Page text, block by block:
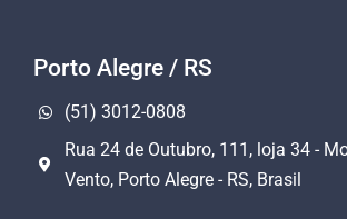
Porto Alegre / RS
(51) 3012-0808
Rua 24 de Outubro, 111, loja 34 -
Vento, Porto Alegre - RS, Brasil